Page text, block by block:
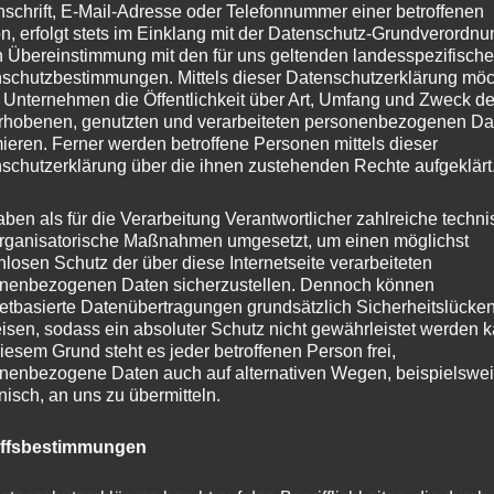
inkl.
Zusätzliche Informationen Rezensionen (0)
Wir sind hier bei dem Produkt mit der längsten
ermüdet der VB7 auch an den steilsten Hängen nicht
wie Lebensmittel, Post, Fracht usw.
leistungsstarken Fahrwerks können Sie lange Strecken
eine Reichweite von bis zu 80 Kilometern mit einer
den meisten Mitbewerbern. Ausgestattet mit den
auch eine Zuladung von bis zu 25 kg. Dank seiner
E-Mail-Adresse oder Telefonnummer einer betroffenen
erfolgt stets im Einklang mit der Datenschutz-
Übereinstimmung mit den für uns geltenden
Mittels dieser Datenschutzerklärung
Unternehmen die Öffentlichkeit über Art, Umfang und Zweck
genutzten und verarbeiteten personenbezogenen
Ferner werden betroffene Personen mittels dieser
über die ihnen zustehenden Rechte
als für die Verarbeitung Verantwortlicher zahlreiche
Maßnahmen umgesetzt, um einen möglichst
Schutz der über diese Internetseite verarbeiteten
Daten sicherzustellen. Dennoch können
Datenübertragungen grundsätzlich Sicherheitslücken
sodass ein absoluter Schutz nicht gewährleistet werden
Grund steht es jeder betroffenen Person frei,
Daten auch auf alternativen Wegen,
an uns zu übermitteln.